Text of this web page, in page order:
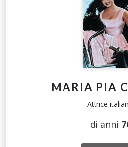
MARIA PIA
Attrice
di anni